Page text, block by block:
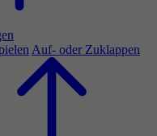
Auf- oder Zuklappen